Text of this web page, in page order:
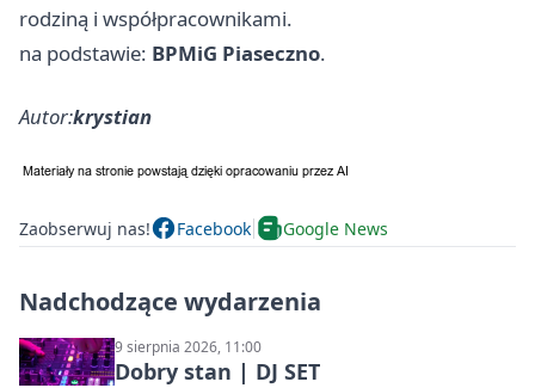
rodziną i współpracownikami.
na podstawie: BPMiG Piaseczno.
Autor:krystian
Zaobserwuj nas! Facebook Google News
Nadchodzące wydarzenia
9 sierpnia 2026, 11:00
Dobry stan | DJ SET